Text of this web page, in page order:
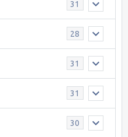
31
28
31
31
30